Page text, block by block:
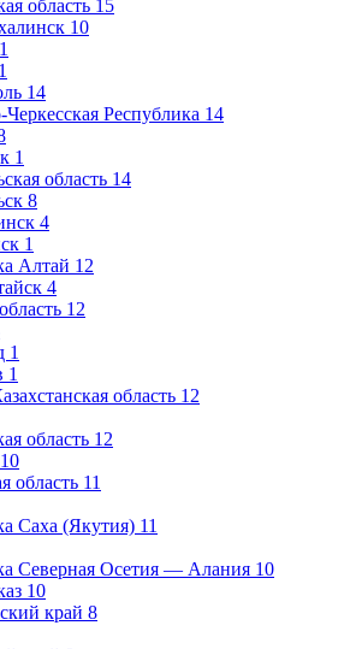
область 15
10
1
1
14
Черкесская Республика 14
1
область 14
8
4
1
Алтай 12
4
12
1
1
область 12
область 12
10
область 11
Саха (Якутия) 11
Северная Осетия — Алания 10
10
край 8